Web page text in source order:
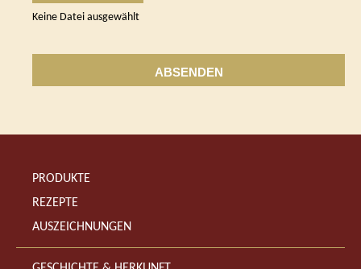
Keine Datei ausgewählt
ABSENDEN
PRODUKTE
REZEPTE
AUSZEICHNUNGEN